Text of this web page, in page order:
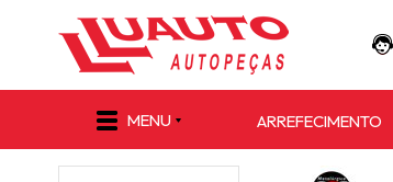
MENU ARREFECIMENTO